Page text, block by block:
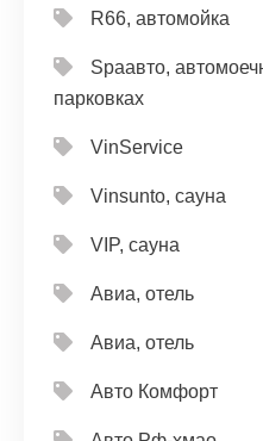
R66, автомойка
Spaавто,
парковках
VinService
Vinsunto, сауна
VIP, сауна
Авиа, отель
Авиа, отель
Авто Комфорт